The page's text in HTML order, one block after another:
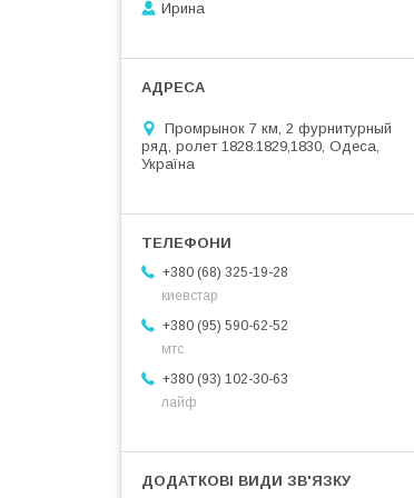
Ирина
Промрынок 7 км, 2 фурнитурный
ряд, ролет 1828.1829,1830, Одеса,
Україна
+380 (68) 325-19-28
киевстар
+380 (95) 590-62-52
мтс
+380 (93) 102-30-63
лайф